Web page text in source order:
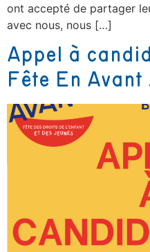
ont accepté de partager
avec nous, nous […]
Appel à
Fête En